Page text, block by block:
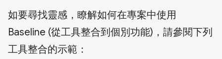
如要尋找靈感，瞭解如何在專案中使用
Baseline (從工具整合到個別功能)，請參閱下列
工具整合的示範：